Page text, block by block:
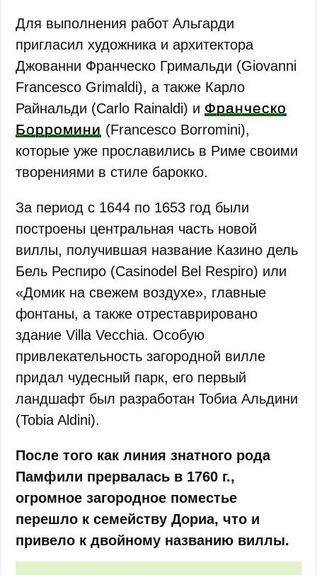
Для выполнения работ Альгарди
пригласил художника и архитектора
Джованни Франческо Гримальди (Giovanni
Francesco Grimaldi), а также Карло
Райнальди (Carlo Rainaldi) и Франческо
Борромини (Francesco Borromini),
которые уже прославились в Риме своими
творениями в стиле барокко.
За период с 1644 по 1653 год были
построены центральная часть новой
виллы, получившая название Казино дель
Бель Респиро (Casinodel Bel Respiro) или
«Домик на свежем воздухе», главные
фонтаны, а также отреставрировано
здание Villa Vecchia. Особую
привлекательность загородной вилле
придал чудесный парк, его первый
ландшафт был разработан Тобиа Альдини
(Tobia Aldini).
После того как линия знатного рода
Памфили прервалась в 1760 г.,
огромное загородное поместье
перешло к семейству Дориа, что и
привело к двойному названию виллы.